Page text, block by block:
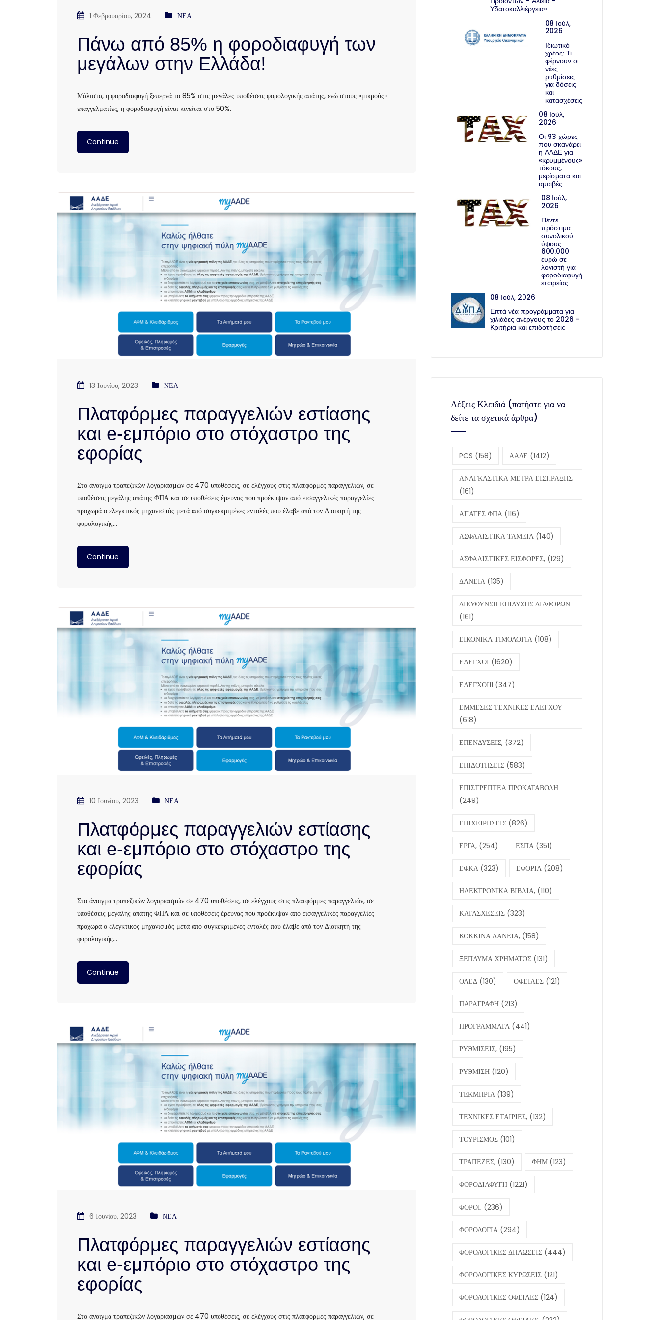
1 Φεβρουαρίου, 2024 ΝΕΑ
Πάνω από 85% η φοροδιαφυγή των
μεγάλων στην Ελλάδα!
Μάλιστα, η φοροδιαφυγή ξεπερνά το 85% στις μεγάλες υποθέσεις φορολογικής απάτης, ενώ στους «μικρούς»
επαγγελματίες, η φοροδιαφυγή είναι κινείται στο 50%.
Continue
13 Ιουνίου, 2023 ΝΕΑ
Πλατφόρμες παραγγελιών εστίασης
και e-εμπόριο στο στόχαστρο της
εφορίας
Στο άνοιγμα τραπεζικών λογαριασμών σε 470 υποθέσεις, σε ελέγχους στις πλατφόρμες παραγγελιών, σε
υποθέσεις μεγάλης απάτης ΦΠΑ και σε υποθέσεις έρευνας που προέκυψαν από εισαγγελικές παραγγελίες
προχωρά ο ελεγκτικός μηχανισμός μετά από συγκεκριμένες εντολές που έλαβε από τον Διοικητή της
φορολογικής…
Continue
10 Ιουνίου, 2023 ΝΕΑ
Πλατφόρμες παραγγελιών εστίασης
και e-εμπόριο στο στόχαστρο της
εφορίας
Στο άνοιγμα τραπεζικών λογαριασμών σε 470 υποθέσεις, σε ελέγχους στις πλατφόρμες παραγγελιών, σε
υποθέσεις μεγάλης απάτης ΦΠΑ και σε υποθέσεις έρευνας που προέκυψαν από εισαγγελικές παραγγελίες
προχωρά ο ελεγκτικός μηχανισμός μετά από συγκεκριμένες εντολές που έλαβε από τον Διοικητή της
φορολογικής…
Continue
6 Ιουνίου, 2023 ΝΕΑ
Πλατφόρμες παραγγελιών εστίασης
και e-εμπόριο στο στόχαστρο της
εφορίας
Στο άνοιγμα τραπεζικών λογαριασμών σε 470 υποθέσεις, σε ελέγχους στις πλατφόρμες παραγγελιών, σε
Υδατοκαλλιέργεια»
08 Ιούλ,
2026
Ιδιωτικό
χρέος: Τι
φέρνουν οι
νέες
ρυθμίσεις
για δόσεις
και
κατασχέσεις
08 Ιούλ,
2026
Οι 93 χώρες
που σκανάρει
η ΑΑΔΕ για
«κρυμμένους»
τόκους,
μερίσματα και
αμοιβές
08 Ιούλ,
2026
Πέντε
πρόστιμα
συνολικού
ύψους
600.000
ευρώ σε
λογιστή για
φοροδιαφυγή
εταιρείας
08 Ιούλ, 2026
Επτά νέα προγράμματα για
χιλιάδες ανέργους το 2026 –
Κριτήρια και επιδοτήσεις
Λέξεις Κλειδιά (πατήστε για να
δείτε τα σχετικά άρθρα)
POS (158) ΑΑΔΕ (1412)
ΑΝΑΓΚΑΣΤΙΚΑ ΜΕΤΡΑ ΕΙΣΠΡΑΞΗΣ
(161)
ΑΠΑΤΕΣ ΦΠΑ (116)
ΑΣΦΑΛΙΣΤΙΚΑ ΤΑΜΕΙΑ (140)
ΑΣΦΑΛΙΣΤΙΚΕΣ ΕΙΣΦΟΡΕΣ, (129)
ΔΑΝΕΙΑ (135)
ΔΙΕΥΘΥΝΣΗ ΕΠΙΛΥΣΗΣ ΔΙΑΦΟΡΩΝ
(161)
ΕΙΚΟΝΙΚΑ ΤΙΜΟΛΟΓΙΑ (108)
ΕΛΕΓΧΟΙ (1620)
ΕΛΕΓΧΟΙ11 (347)
ΕΜΜΕΣΕΣ ΤΕΧΝΙΚΕΣ ΕΛΕΓΧΟΥ
(618)
ΕΠΕΝΔΥΣΕΙΣ, (372)
ΕΠΙΔΟΤΗΣΕΙΣ (583)
ΕΠΙΣΤΡΕΠΤΕΑ ΠΡΟΚΑΤΑΒΟΛΗ
(249)
ΕΠΙΧΕΙΡΗΣΕΙΣ (826)
ΕΡΓΑ, (254) ΕΣΠΑ (351)
ΕΦΚΑ (323) ΕΦΟΡΙΑ (208)
ΗΛΕΚΤΡΟΝΙΚΑ ΒΙΒΛΙΑ, (110)
ΚΑΤΑΣΧΕΣΕΙΣ (323)
ΚΟΚΚΙΝΑ ΔΑΝΕΙΑ, (158)
ΞΕΠΛΥΜΑ ΧΡΗΜΑΤΟΣ (131)
ΟΑΕΔ (130) ΟΦΕΙΛΕΣ (121)
ΠΑΡΑΓΡΑΦΗ (213)
ΠΡΟΓΡΑΜΜΑΤΑ (441)
ΡΥΘΜΙΣΕΙΣ, (195)
ΡΥΘΜΙΣΗ (120)
ΤΕΚΜΗΡΙΑ (139)
ΤΕΧΝΙΚΕΣ ΕΤΑΙΡΙΕΣ, (132)
ΤΟΥΡΙΣΜΟΣ (101)
ΤΡΑΠΕΖΕΣ, (130) ΦΗΜ (123)
ΦΟΡΟΔΙΑΦΥΓΗ (1221)
ΦΟΡΟΙ, (236)
ΦΟΡΟΛΟΓΙΑ (294)
ΦΟΡΟΛΟΓΙΚΕΣ ΔΗΛΩΣΕΙΣ (444)
ΦΟΡΟΛΟΓΙΚΕΣ ΚΥΡΩΣΕΙΣ (121)
ΦΟΡΟΛΟΓΙΚΕΣ ΟΦΕΙΛΕΣ (124)